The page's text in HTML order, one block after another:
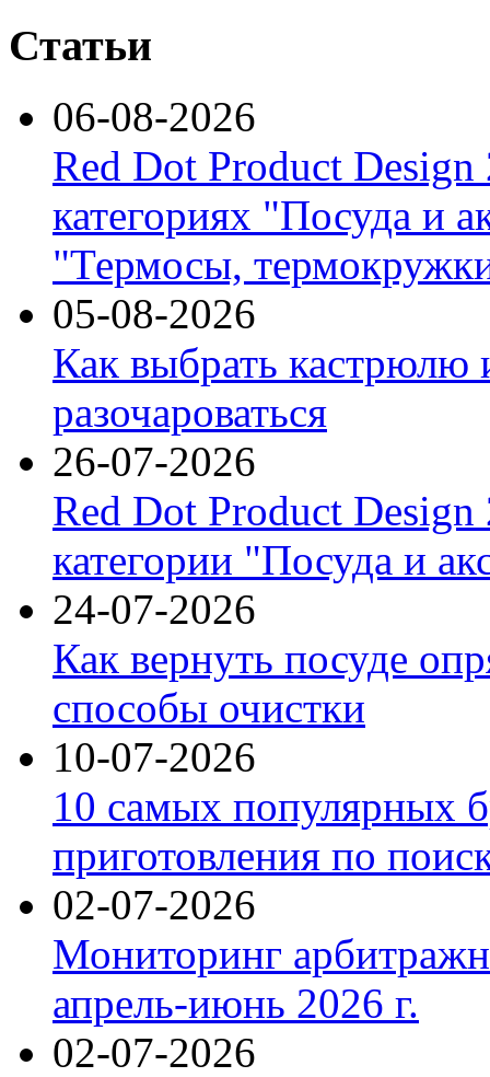
Статьи
06-08-2026
Red Dot Product Design
категориях "Посуда и
"Термосы,
05-08-2026
Как выбрать кастрюлю
разочароваться
26-07-2026
Red Dot Product Design
категории "Посуда и
24-07-2026
Как вернуть посуде
способы очистки
10-07-2026
10 самых популярных
приготовления по
02-07-2026
Мониторинг
апрель-июнь 2026 г.
02-07-2026